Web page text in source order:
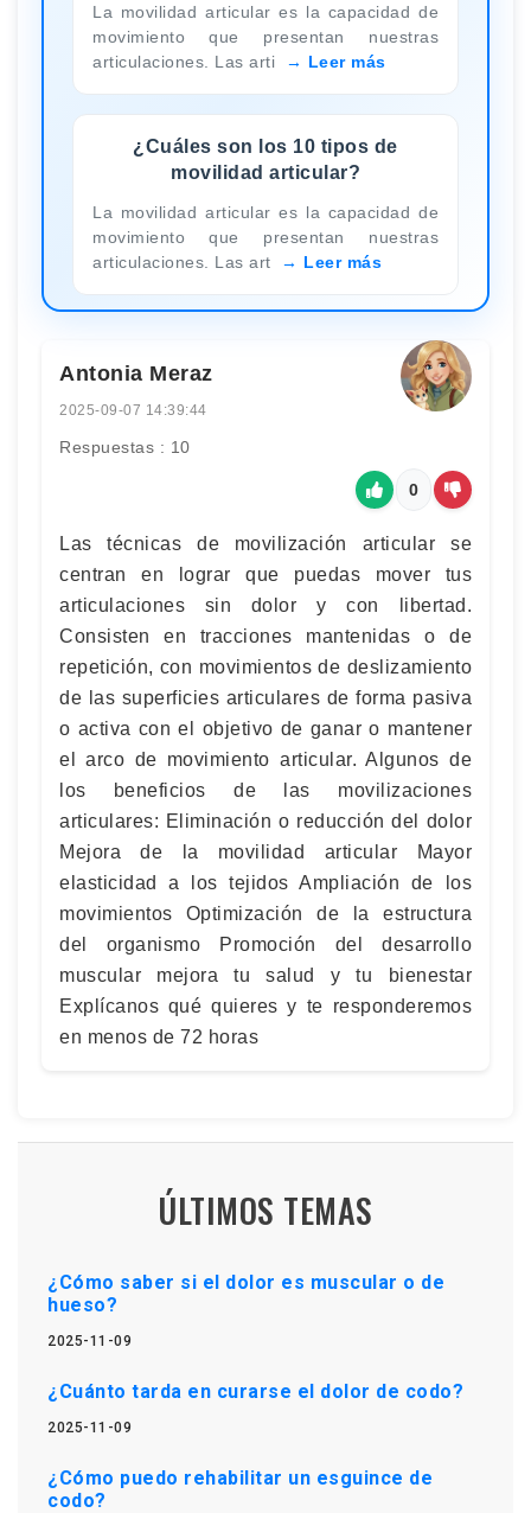
La movilidad articular es la capacidad de
movimiento que presentan nuestras
articulaciones. Las arti
Leer más
¿Cuáles son los 10 tipos de
movilidad articular?
La movilidad articular es la capacidad de
movimiento que presentan nuestras
articulaciones. Las art
Leer más
Antonia Meraz
2025-09-07 14:39:44
Respuestas : 10
0
Las técnicas de movilización articular se
centran en lograr que puedas mover tus
articulaciones sin dolor y con libertad.
Consisten en tracciones mantenidas o de
repetición, con movimientos de deslizamiento
de las superficies articulares de forma pasiva
o activa con el objetivo de ganar o mantener
el arco de movimiento articular. Algunos de
los beneficios de las movilizaciones
articulares: Eliminación o reducción del dolor
Mejora de la movilidad articular Mayor
elasticidad a los tejidos Ampliación de los
movimientos Optimización de la estructura
del organismo Promoción del desarrollo
muscular mejora tu salud y tu bienestar
Explícanos qué quieres y te responderemos
en menos de 72 horas
ÚLTIMOS TEMAS
¿Cómo saber si el dolor es muscular o de
hueso?
2025-11-09
¿Cuánto tarda en curarse el dolor de codo?
2025-11-09
¿Cómo puedo rehabilitar un esguince de
codo?